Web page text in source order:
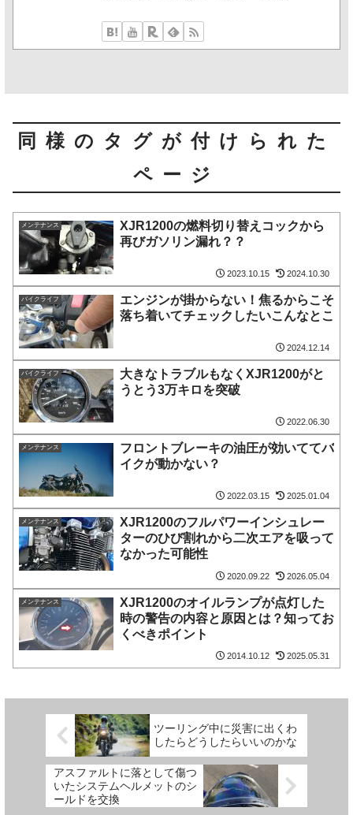
同様のタグが付けられた
ページ
メンテナンス
XJR1200の燃料切り替えコックから
再びガソリン漏れ？？
2023.10.15 2024.10.30
バイクライフ
エンジンが掛からない！焦るからこそ
落ち着いてチェックしたいこんなとこ
2024.12.14
バイクライフ
大きなトラブルもなくXJR1200がと
うとう3万キロを突破
2022.06.30
メンテナンス
フロントブレーキの油圧が効いててバ
イクが動かない？
2022.03.15 2025.01.04
メンテナンス
XJR1200のフルパワーインシュレー
ターのひび割れから二次エアを吸って
なかった可能性
2020.09.22 2026.05.04
メンテナンス
XJR1200のオイルランプが点灯した
時の警告の内容と原因とは？知ってお
くべきポイント
2014.10.12 2025.05.31
ツーリング中に災害に出くわ
したらどうしたらいいのかな
アスファルトに落として傷つ
いたシステムヘルメットのシ
ールドを交換